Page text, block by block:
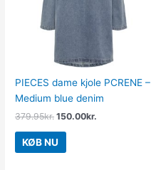
PIECES dame kjole PCRENE –
Medium blue denim
379.95kr. 150.00kr.
KØB NU